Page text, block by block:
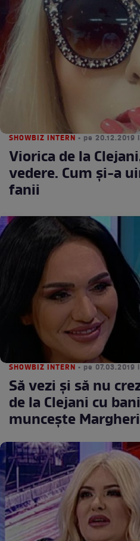
SHOWBIZ INTERN • pe 20.12.2019
Viorica de la
vedere. Cum și-a
fanii
SHOWBIZ INTERN • pe 07.03.2019
Să vezi şi să nu
de la Clejani cu
munceşte